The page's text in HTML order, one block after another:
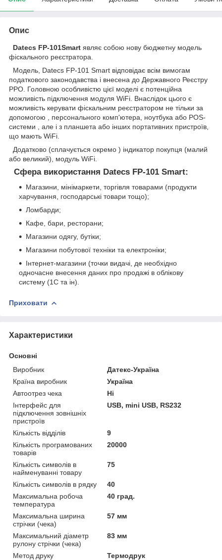
Опис
Datecs FP-101Smart являє собою нову бюджетну модель
фіскального реєстратора.
Модель, Datecs FP-101 Smart відповідає всім вимогам
податкового законодавства і внесена до Державного Реєстру
РРО. Головною особливістю цієї моделі є потенційна
можливість підключення модуля WiFi. Внаслідок цього є
можливість керувати фіскальним реєстратором не тільки за
допомогою , персонального комп'ютера, ноутбука або POS-
системи , але і з планшета або інших портативних пристроїв,
що мають WiFi.
Додатково (сплачується окремо ) індикатор покупця (малий
або великий), модуль WiFi.
Сфера використання Datecs FP-101 Smart:
Магазини, мінімаркети, торгівля товарами (продукти
харчування, господарські товари тощо);
Ломбарди;
Кафе, бари, ресторани;
Магазини одягу, бутіки;
Магазини побутової техніки та електроніки;
Інтернет-магазини (точки видачі, де необхідно
одночасне внесення даних про продажі в облікову
систему (1С та ін).
Приховати
Характеристики
Основні
Виробник
Датекс-Україна
Країна виробник
Україна
Автоотрез чека
Ні
Інтерфейс для
підключення зовнішніх
пристроїв
USB, mini USB, RS232
Кількість відділів
9
Кількість програмованих
товарів
20000
Кількість символів в
найменуванні товару
75
Кількість символів в рядку
40
Максимальна робоча
температура
40 град.
Максимальна ширина
стрічки (чека)
57 мм
Максимальний діаметр
рулону стрічки (чека)
83 мм
Метод друку
Термодрук